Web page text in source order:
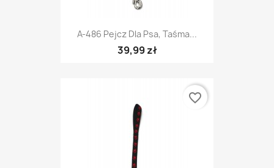
A-486 Pejcz Dla Psa, Taśma...
39,99 zł
favorite_border